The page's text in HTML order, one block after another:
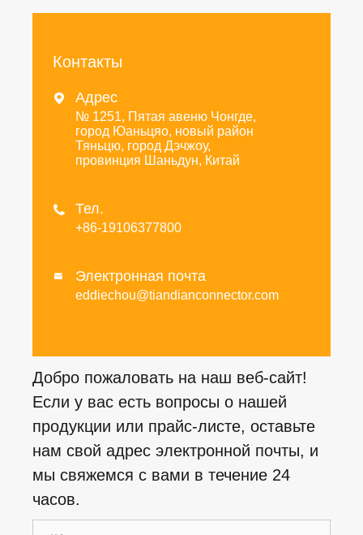
Контакты
 Адрес
№ 1251, Пятая авеню Чонгде,
город Юаньцяо, новый район
Тяньцю, город Дэчжоу,
провинция Шаньдун, Китай
 Тел.
+86-19106377800
 Электронная почта
eddiechou@tiandianconnector.com
Добро пожаловать на наш веб-сайт!
Если у вас есть вопросы о нашей
продукции или прайс-листе, оставьте
нам свой адрес электронной почты, и
мы свяжемся с вами в течение 24
часов.